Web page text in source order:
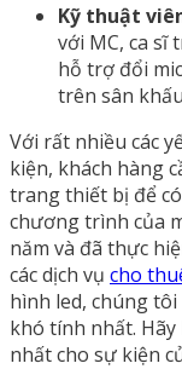
Kỹ thuật
với MC, ca sĩ
hỗ trợ đổi
trên sân
Với rất nhiều các
kiện, khách hàng
trang thiết bị để
chương trình của
năm và đã thực
các dịch vụ cho
hình led, chúng
khó tính nhất.
nhất cho sự kiện